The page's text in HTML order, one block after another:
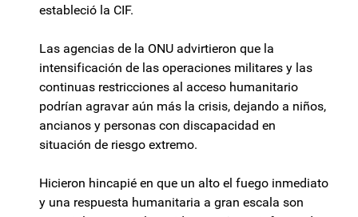
estableció la CIF.
Las agencias de la ONU advirtieron que la
intensificación de las operaciones militares y las
continuas restricciones al acceso humanitario
podrían agravar aún más la crisis, dejando a niños,
ancianos y personas con discapacidad en
situación de riesgo extremo.
Hicieron hincapié en que un alto el fuego inmediato
y una respuesta humanitaria a gran escala son